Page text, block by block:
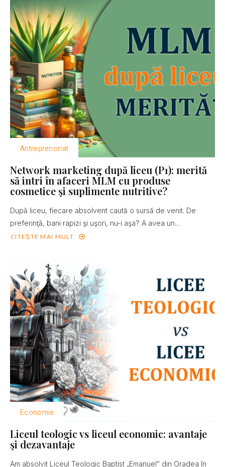
Antreprenoriat
Network marketing după liceu (P1): merită
să intri în afaceri MLM cu produse
cosmetice şi suplimente nutritive?
După liceu, fiecare absolvent caută o sursă de venit. De
preferinţă, bani rapizi şi uşori, nu-i aşa? A avea un...
CITEȘTE MAI MULT
Economie
Liceul teologic vs liceul economic: avantaje
şi dezavantaje
Am absolvit Liceul Teologic Baptist „Emanuel” din Oradea în